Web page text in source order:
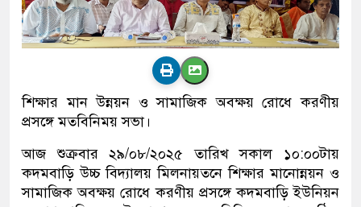
শিক্ষার মান উন্নয়ন ও সামাজিক অবক্ষয় রোধে করণীয়
প্রসঙ্গে মতবিনিময় সভা।
আজ শুক্রবার ২৯/০৮/২০২৫ তারিখ সকাল ১০:০০টায়
কদমবাড়ি উচ্চ বিদ্যালয় মিলনায়তনে শিক্ষার মানোন্নয়ন ও
সামাজিক অবক্ষয় রোধে করণীয় প্রসঙ্গে কদমবাড়ি ইউনিয়ন